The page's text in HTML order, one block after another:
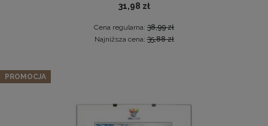
31,98 zł
Cena regularna: 38,99 zł
Najniższa cena:35,88 zł
PROMOCJA